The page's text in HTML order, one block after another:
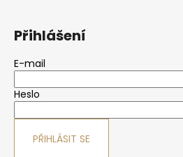
Přihlášení
E-mail
Heslo
PŘIHLÁSIT SE